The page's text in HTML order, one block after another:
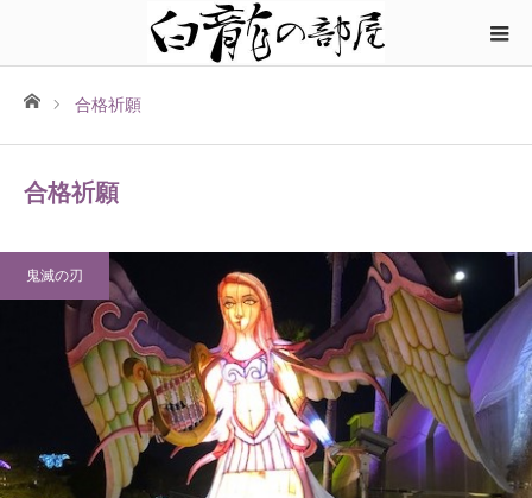
ホーム合格祈願
合格祈願
鬼滅の刃